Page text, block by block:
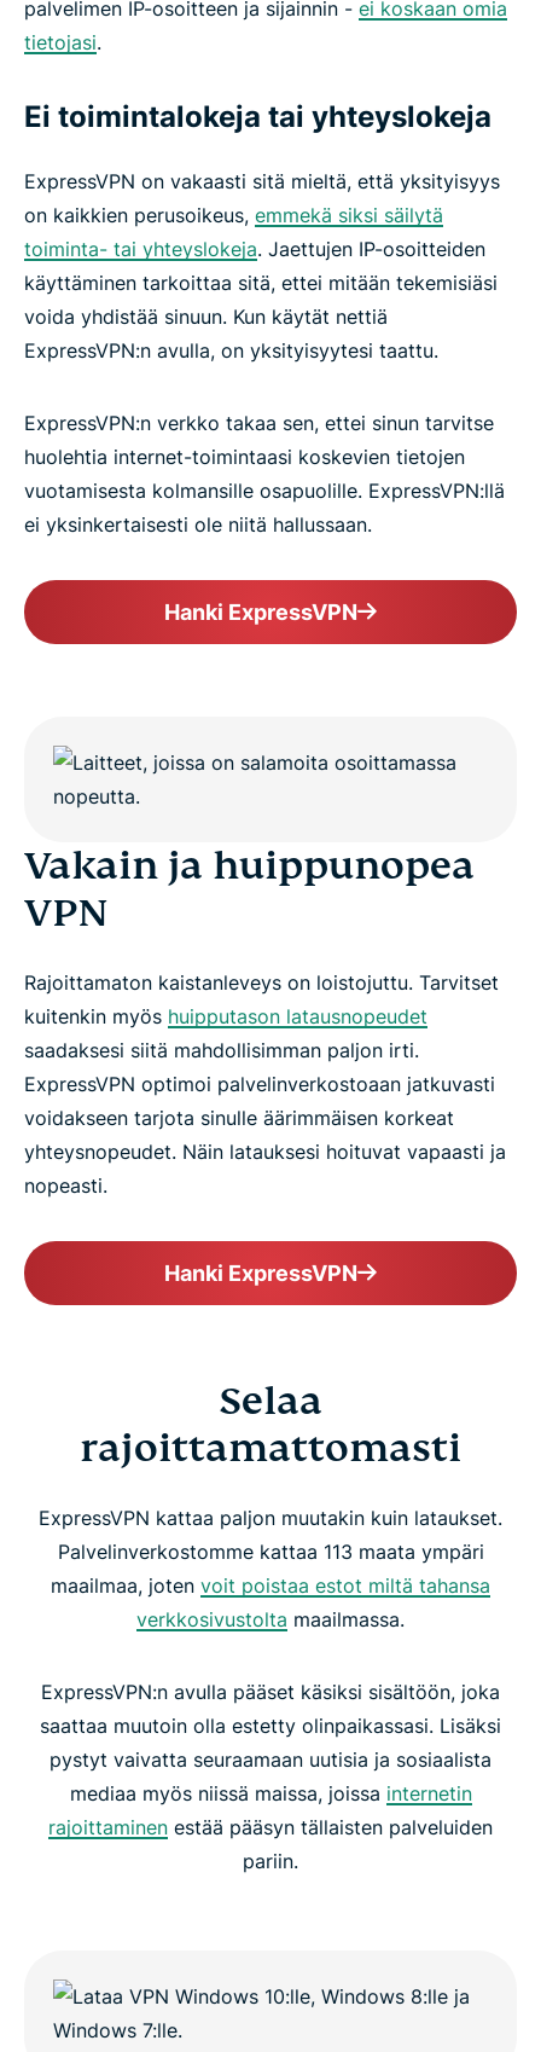
palvelimen IP-osoitteen ja sijainnin - ei koskaan omia
tietojasi.
Ei toimintalokeja tai yhteyslokeja
ExpressVPN on vakaasti sitä mieltä, että yksityisyys
on kaikkien perusoikeus, emmekä siksi säilytä
toiminta- tai yhteyslokeja. Jaettujen IP-osoitteiden
käyttäminen tarkoittaa sitä, ettei mitään tekemisiäsi
voida yhdistää sinuun. Kun käytät nettiä
ExpressVPN:n avulla, on yksityisyytesi taattu.
ExpressVPN:n verkko takaa sen, ettei sinun tarvitse
huolehtia internet-toimintaasi koskevien tietojen
vuotamisesta kolmansille osapuolille. ExpressVPN:llä
ei yksinkertaisesti ole niitä hallussaan.
Hanki ExpressVPN
Vakain ja huippunopea
VPN
Rajoittamaton kaistanleveys on loistojuttu. Tarvitset
kuitenkin myös huipputason latausnopeudet
saadaksesi siitä mahdollisimman paljon irti.
ExpressVPN optimoi palvelinverkostoaan jatkuvasti
voidakseen tarjota sinulle äärimmäisen korkeat
yhteysnopeudet. Näin latauksesi hoituvat vapaasti ja
nopeasti.
Hanki ExpressVPN
Selaa
rajoittamattomasti
ExpressVPN kattaa paljon muutakin kuin lataukset.
Palvelinverkostomme kattaa 113 maata ympäri
maailmaa, joten voit poistaa estot miltä tahansa
verkkosivustolta maailmassa.
ExpressVPN:n avulla pääset käsiksi sisältöön, joka
saattaa muutoin olla estetty olinpaikassasi. Lisäksi
pystyt vaivatta seuraamaan uutisia ja sosiaalista
mediaa myös niissä maissa, joissa internetin
rajoittaminen estää pääsyn tällaisten palveluiden
pariin.